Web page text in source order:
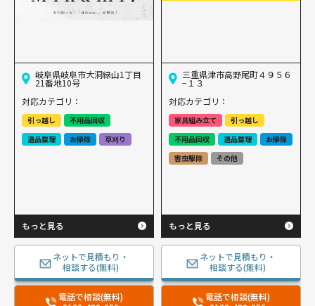
岐阜県岐阜市大洞緑山1丁目
21番地10号
対応カテゴリ：
引っ越し
不用品回収
遺品整理
お掃除 草刈り
もっと見る
ネットで見積もり・
相談する(無料)
電話で相談(無料)
三重県津市高野尾町４９５６
−１３
対応カテゴリ：
家具組み立て
引っ越し
不用品回収
遺品整理
お掃除
害虫駆除
その他
もっと見る
ネットで見積もり・
相談する(無料)
電話で相談(無料)